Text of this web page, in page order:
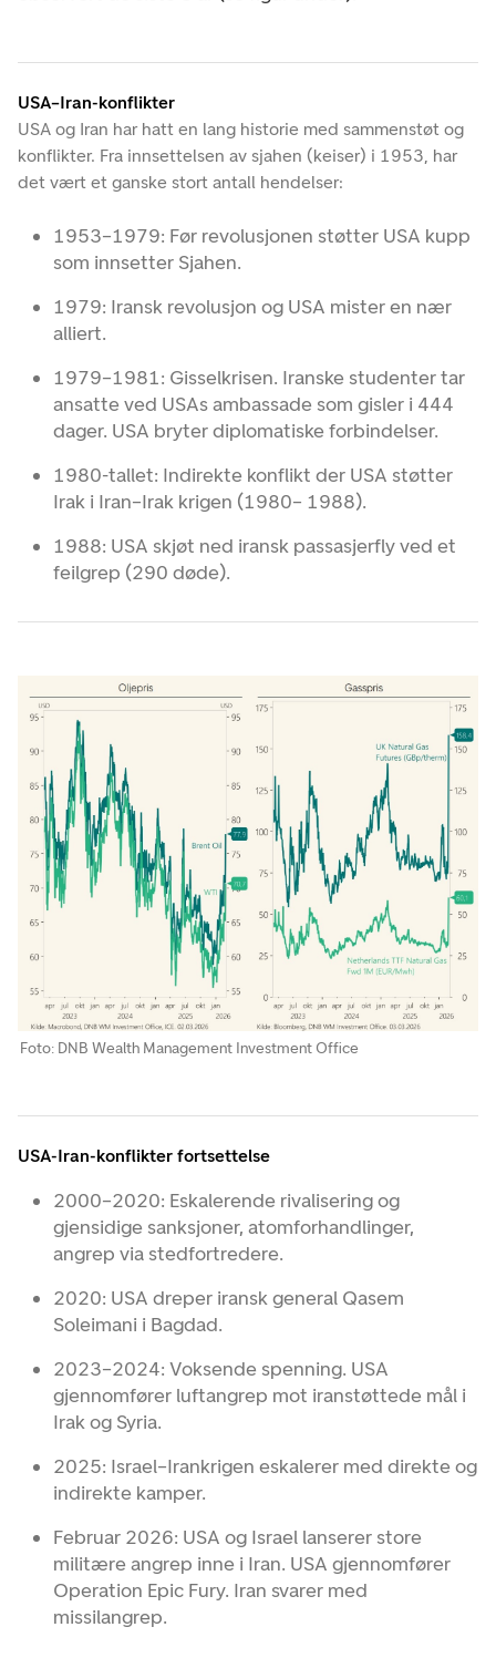
USA–Iran-konflikter
USA og Iran har hatt en lang historie med sammenstøt og
konflikter. Fra innsettelsen av sjahen (keiser) i 1953, har
det vært et ganske stort antall hendelser:
1953–1979: Før revolusjonen støtter USA kupp
som innsetter Sjahen.
1979: Iransk revolusjon og USA mister en nær
alliert.
1979–1981: Gisselkrisen. Iranske studenter tar
ansatte ved USAs ambassade som gisler i 444
dager. USA bryter diplomatiske forbindelser.
1980-tallet: Indirekte konflikt der USA støtter
Irak i Iran–Irak krigen (1980– 1988).
1988: USA skjøt ned iransk passasjerfly ved et
feilgrep (290 døde).
Foto: DNB Wealth Management Investment Office
USA-Iran-konflikter fortsettelse
2000–2020: Eskalerende rivalisering og
gjensidige sanksjoner, atomforhandlinger,
angrep via stedfortredere.
2020: USA dreper iransk general Qasem
Soleimani i Bagdad.
2023–2024: Voksende spenning. USA
gjennomfører luftangrep mot iranstøttede mål i
Irak og Syria.
2025: Israel–Irankrigen eskalerer med direkte og
indirekte kamper.
Februar 2026: USA og Israel lanserer store
militære angrep inne i Iran. USA gjennomfører
Operation Epic Fury. Iran svarer med
missilangrep.